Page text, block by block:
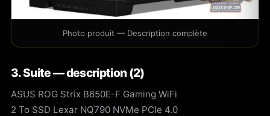
Photo produit — Description complète
3. Suite — description (2)
ASUS ROG Strix B650E-F Gaming WiFi
2 To SSD Lexar NQ790 NVMe PCIe 4.0